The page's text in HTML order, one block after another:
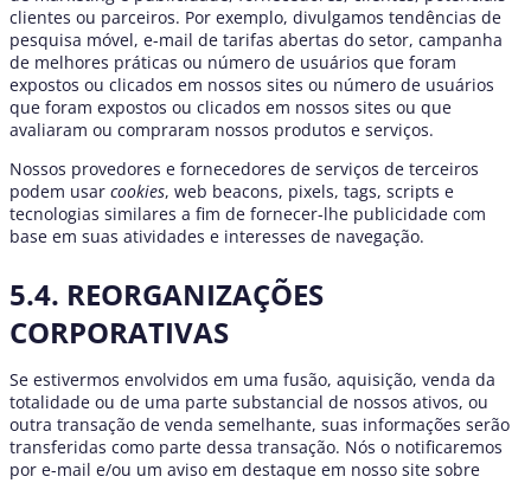
clientes ou parceiros. Por exemplo, divulgamos tendências de
pesquisa móvel, e-mail de tarifas abertas do setor, campanha
de melhores práticas ou número de usuários que foram
expostos ou clicados em nossos sites ou número de usuários
que foram expostos ou clicados em nossos sites ou que
avaliaram ou compraram nossos produtos e serviços.
Nossos provedores e fornecedores de serviços de terceiros
podem usar cookies, web beacons, pixels, tags, scripts e
tecnologias similares a fim de fornecer-lhe publicidade com
base em suas atividades e interesses de navegação.
5.4. REORGANIZAÇÕES
CORPORATIVAS
Se estivermos envolvidos em uma fusão, aquisição, venda da
totalidade ou de uma parte substancial de nossos ativos, ou
outra transação de venda semelhante, suas informações serão
transferidas como parte dessa transação. Nós o notificaremos
por e-mail e/ou um aviso em destaque em nosso site sobre